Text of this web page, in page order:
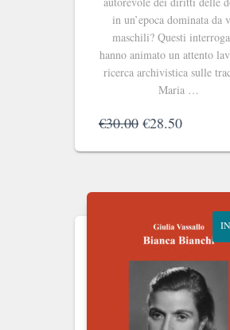
in un’epoca dominata da
maschili? Questi
hanno animato un attento
ricerca archivistica sulle
Maria …
€30.00 Il
originale
€30.00.
€28.50Il
attuale
€28.50.